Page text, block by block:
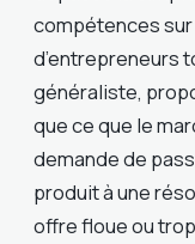
compétences
d’entrepreneurs
généraliste,
que ce que le
demande de
produit à une
offre floue ou